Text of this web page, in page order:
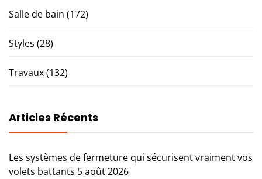
Salle de bain (172)
Styles (28)
Travaux(132)
Articles Récents
Les systèmes de fermeture qui sécurisent vraiment vos
volets battants 5 août 2026